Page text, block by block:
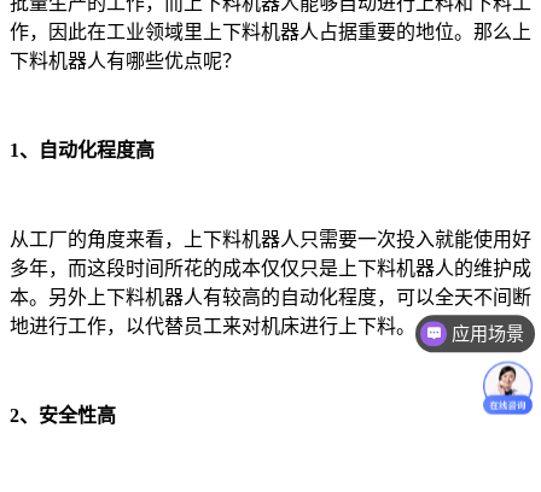
作，因此在工业领域里上下料机器人占据重要的地位。那么上
下料机器人有哪些优点呢？
1、自动化程度高
从工厂的角度来看，上下料机器人只需要一次投入就能使用好
多年，而这段时间所花的成本仅仅只是上下料机器人的维护成
本。另外上下料机器人有较高的自动化程度，可以全天不间断
地进行工作，以代替员工来对机床进行上下料。
2、安全性高
应用场景
价格咨询